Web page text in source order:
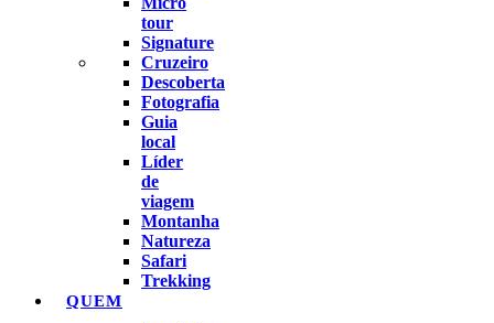
tour
Signature
Cruzeiro
Descoberta
Fotografia
Guia
local
Líder
de
viagem
Montanha
Natureza
Safari
Trekking
QUEM